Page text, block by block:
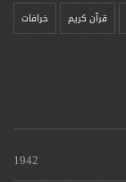
قرآن کریم خرافات
1942